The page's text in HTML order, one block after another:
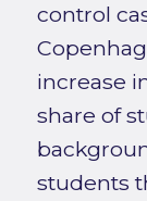
control
increase
share of
students